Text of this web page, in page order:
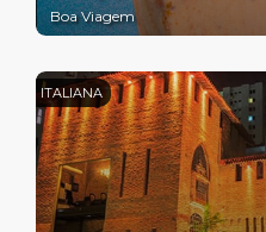
Boa Viagem
ITALIANA